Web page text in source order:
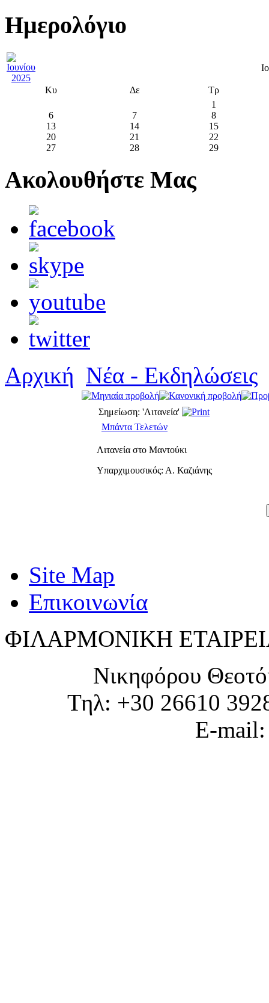
Ημερολόγιο
Κυ Δε
Τρ
1
6
7
8
13
14
15
20
21
22
27
28 29
Ακολουθήστε Μας
Αρχική Νέα - Εκδηλώσεις
Σημείωση: 'Λιτανεία'
Μπάντα Τελετών
Λιτανεία στο Μαντούκι
Υπαρχιμουσικός: Α. Καζιάνης
Site Map
Επικοινωνία
ΦΙΛΑΡΜΟΝΙΚΗ
Νικηφόρου
Τηλ: +30 26610
E-